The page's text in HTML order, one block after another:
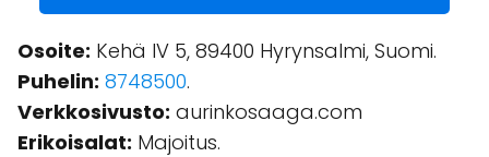
Osoite: Kehä IV 5, 89400 Hyrynsalmi, Suomi.
Puhelin: 8748500.
Verkkosivusto: aurinkosaaga.com
Erikoisalat: Majoitus.